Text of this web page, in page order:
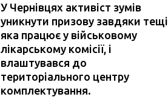
У Чернівцях активіст зумів
уникнути призову завдяки тещі,
яка працює у військовому
лікарському комісії, і
влаштувався до
територіального центру
комплектування.